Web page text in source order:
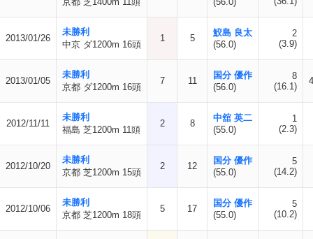
2013/01/26
未勝利
中京 ダ1200m 16頭
1 5
鮫島 良太
(56.0)
2
(3.9)
2013/01/05
未勝利
京都 ダ1200m 16頭
7 11
国分 優作
(56.0)
8
(16.1)
2012/11/11
未勝利
福島 芝1200m 11頭
2 8
中舘 英二
(55.0)
1
(2.3)
2012/10/20
未勝利
京都 芝1200m 15頭
2 12
国分 優作
(55.0)
5
(14.2)
2012/10/06
未勝利
京都 芝1200m 18頭
5 17
国分 優作
(55.0)
5
(10.2)